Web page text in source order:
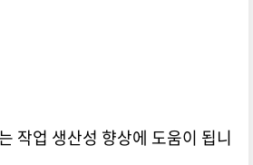
작업 생산성 향상에 도움이 됩니